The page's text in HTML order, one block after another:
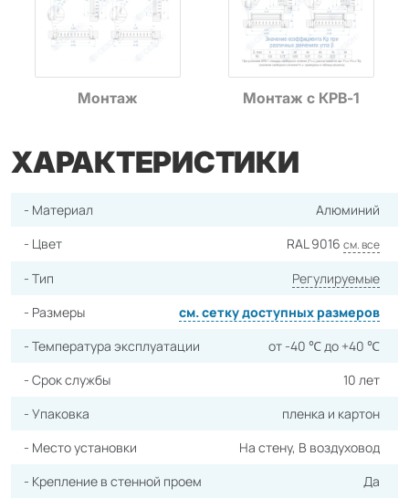
Монтаж Монтаж с КРВ-1
ХАРАКТЕРИСТИКИ
- Материал
Алюминий
- Цвет
RAL 9016 см. все
- Тип
Регулируемые
- Размеры
cм. сетку доступных размеров
- Температура эксплуатации
от -40 ℃ до +40 ℃
- Срок службы
10 лет
- Упаковка
пленка и картон
- Место установки
На стену, В воздуховод
- Крепление в стенной проем
Да